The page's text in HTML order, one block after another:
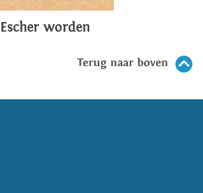
Escher worden
Terug naar boven